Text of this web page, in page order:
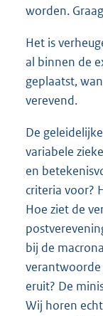
worden.
Het is
al binnen de
geplaatst,
verevend.
De
variabele
en
criteria voor?
Hoe ziet de
bij de
eruit? De
Wij horen